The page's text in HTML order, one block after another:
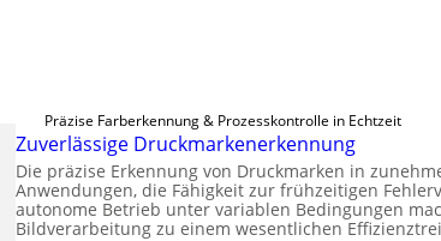
Präzise Farberkennung & Prozesskontrolle in Echtzeit
Zuverlässige Druckmarkenerkennung
Die präzise Erkennung von Druckmarken in
Anwendungen, die Fähigkeit zur frühzeitigen
autonome Betrieb unter variablen Bedingungen
Bildverarbeitung zu einem wesentlichen